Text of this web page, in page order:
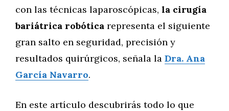
con las técnicas laparoscópicas, la cirugía
bariátrica robótica representa el siguiente
gran salto en seguridad, precisión y
resultados quirúrgicos, señala la Dra. Ana
García Navarro.
En este artículo descubrirás todo lo que